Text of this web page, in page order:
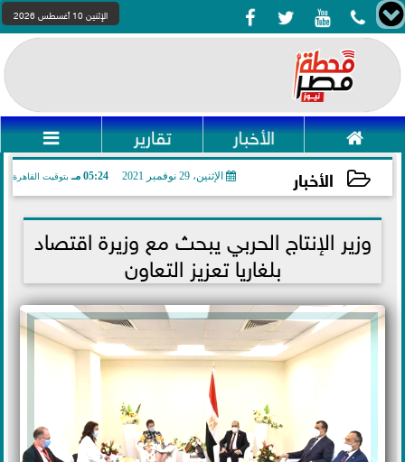
    الإثنين 10 أغسطس 2026
 الأخبار تقارير 
الأخبار الإثنين، 29 نوفمبر 2021 05:24 مـ بتوقيت القاهرة
2021-11-29 17:24:17
وزير الإنتاج الحربي يبحث مع وزيرة اقتصاد
بلغاريا تعزيز التعاون